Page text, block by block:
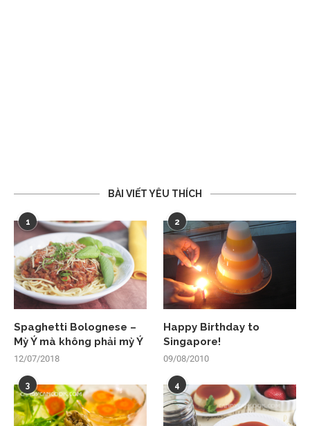
BÀI VIẾT YÊU THÍCH
1
Spaghetti Bolognese –
Mỳ Ý mà không phải mỳ Ý
12/07/2018
2
Happy Birthday to
Singapore!
09/08/2010
3 4